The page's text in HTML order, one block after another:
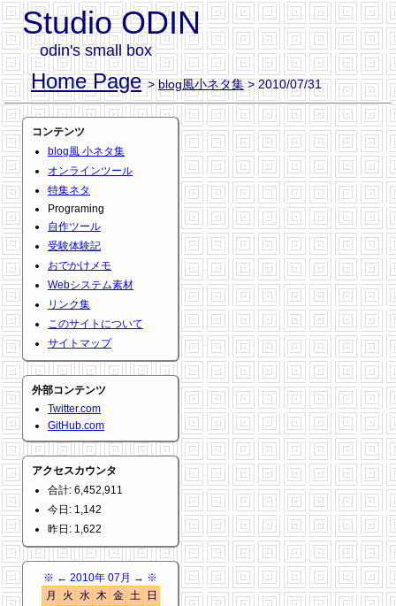
Studio ODIN
odin's small box
Home Page >blog風小ネタ集> 2010/07/31
コンテンツ
blog風 小ネタ集
オンラインツール
特集ネタ
Programing
自作ツール
受験体験記
おでかけメモ
Webシステム素材
リンク集
このサイトについて
サイトマップ
外部コンテンツ
Twitter.com
GitHub.com
アクセスカウンタ
合計: 6,452,911
今日: 1,142
昨日: 1,622
※ ← 2010年 07月 → ※
月
火 水 木 金 土
日